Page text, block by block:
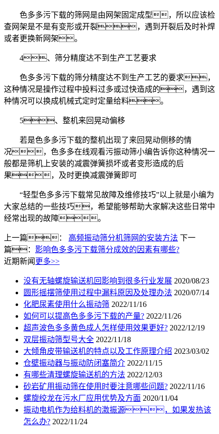
色多多污下载的筛网是由网架固定成型，所以应该检
查网架是不是有变形或开裂，遇到开裂后及时补焊
或者更换新网架。
4、筛分精度达不到生产工艺要求
色多多污下载的筛分精度达不到生产工艺的要求，
这种情况是操作过程中投料过多或过快造成的，遇到这
种情况可以换成机械式定时定量给料。
5、整机来回晃动偏移
若是色多多污下载的整机出现了来回晃动侧移的情
况，色多多在线观看污振动筛小编告诉你这种情况一
般都是筛机上安装的减震弹簧损坏或者变形造成的后
果，及时更换减震弹簧即可
“轻型色多多污下载常见故障及维修技巧”以上就是小编为
大家总结的一些技巧，希望能够帮助大家解决这些日常中
经常出现的故障。
上一篇： 高频振动筛分机筛网的安装方法 下一
篇： 影响色多多污下载筛分成效的因素有哪些?
近期新闻 更多>>
没有无轴螺旋输送机回影响到很多行业发展 2020/08/23
圆形摇摆筛使用过程中漏料原因及处理办法 2020/07/14
化肥尿素使用什么振动筛 2022/11/16
如何可以提高色多多污下载的产量? 2022/11/26
超声波色多多黄色成人怎样使用效果更好? 2022/12/19
双层振动筛型号大全 2022/11/18
大倾角皮带输送机的特点以及工作原理介绍 2023/03/02
仓壁振动器与振动防闭塞简介 2022/11/15
有哪些清理螺旋输送机的方法 2022/12/03
砂岩矿用振动筛在使用时要注意哪些问题? 2022/11/16
螺旋绞龙在污水厂应用优势及方面 2020/11/04
振动电机作为给料机的激振源，如果发热该
怎么办? 2022/11/24